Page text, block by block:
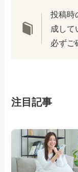
投稿時
成して
必ずご
注目記事